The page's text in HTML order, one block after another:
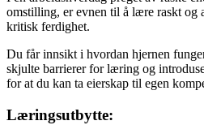
omstilling, er evnen til å lære raskt og
kritisk ferdighet.
Du får innsikt i hvordan hjernen
skjulte barrierer for læring og
for at du kan ta eierskap til egen
Læringsutbytte: